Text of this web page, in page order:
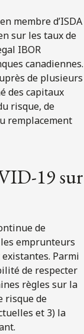
membre d’ISDA
sur les taux de
IBOR
canadiennes.
de plusieurs
des capitaux
risque, de
remplacement
19 sur
de
emprunteurs
Parmi
de respecter
règles sur la
risque de
et 3) la